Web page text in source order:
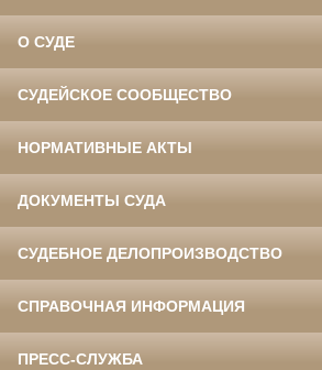
О СУДЕ
СУДЕЙСКОЕ СООБЩЕСТВО
НОРМАТИВНЫЕ АКТЫ
ДОКУМЕНТЫ СУДА
СУДЕБНОЕ ДЕЛОПРОИЗВОДСТВО
СПРАВОЧНАЯ ИНФОРМАЦИЯ
ПРЕСС-СЛУЖБА